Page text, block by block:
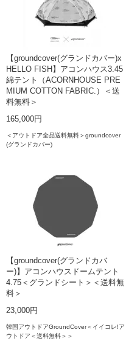
【groundcover(グランドカバー)x
HELLO FISH】アコンハウス3.45
綿テント（ACORNHOUSE PRE
MIUM COTTON FABRIC.）＜送
料無料＞
165,000円
＜アウトドア全品送料無料＞groundcover
(グランドカバー)
【groundcover(グランドカバ
ー)】アコンハウスドームテント
4.75＜グランドシート＞＜送料無
料＞
23,000円
韓国アウトドアGroundCover＜イイコレ!ア
ウトドア＜送料無料＞＞